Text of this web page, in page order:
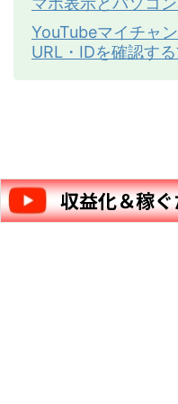
YouTubeマイチャ
URL・IDを確認す
収益化＆稼